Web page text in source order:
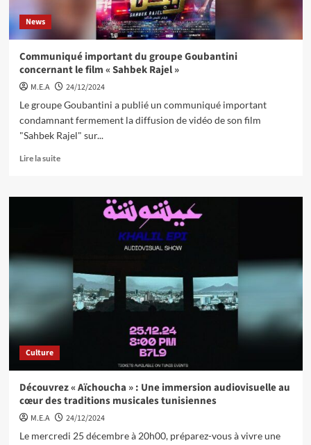
News
Communiqué important du groupe Goubantini
concernant le film « Sahbek Rajel »
M.E.A
24/12/2024
Le groupe Goubantini a publié un communiqué important
condamnant fermement la diffusion de vidéo de son film
"Sahbek Rajel" sur...
Lire la suite
Culture
Découvrez « Aïchoucha » : Une immersion audiovisuelle au
cœur des traditions musicales tunisiennes
M.E.A
24/12/2024
Le mercredi 25 décembre à 20h00, préparez-vous à vivre une